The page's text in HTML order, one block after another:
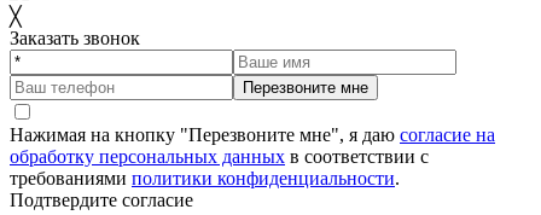
╳
Заказать звонок
Перезвоните мне
Нажимая на кнопку "Перезвоните мне", я даю согласие на
обработку персональных данных в соответствии с
требованиями политики конфиденциальности.
Подтвердите согласие